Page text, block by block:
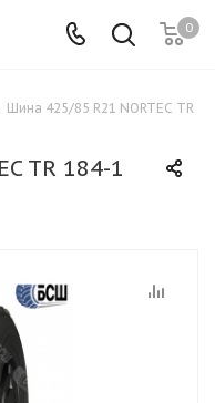
0
Шина 425/85 R21 NORTEC TR
TR 184-1